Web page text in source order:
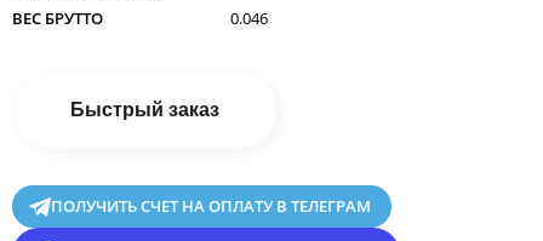
ВЕС БРУТТО 0.046
Быстрый заказ
ПОЛУЧИТЬ СЧЕТ НА ОПЛАТУ В ТЕЛЕГРАМ